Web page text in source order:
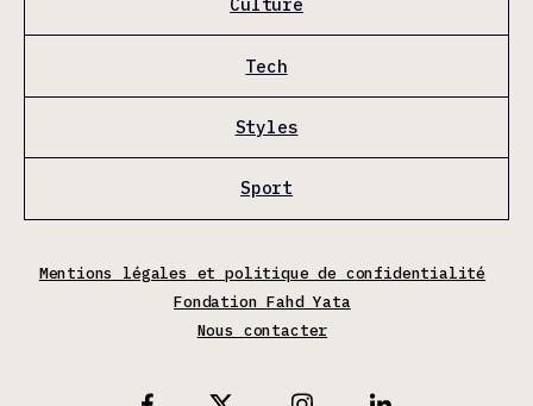
Tech
Styles
Sport
Mentions légales et politique de confidentialité
Fondation Fahd Yata
Nous contacter
X